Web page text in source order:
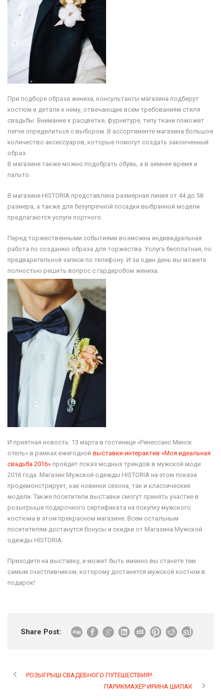
При подборе образа жениха, консультанты магазина подберут
костюм и детали к нему, отвечающие всем требованиям стиля
свадьбы. Внимание к расцветке, фурнитуре, типу ткани поможет
легче определиться с выбором. В ассортименте магазина большое
количество аксессуаров, которые помогут создать законченный
образ.
В магазине также можно подобрать обувь, а в зимнее время и
пальто.
В магазине HISTORIA представлена размерная линия от 44 до 58
размера, а также для безупречной посадки выбранной модели
предлагаются услуги портного.
Перед торжественными событиями возможна индивидуальная
работа по созданию образа для торжества. Услуга бесплатная, по
предварительной записи по телефону. И за один день вы можете
полностью решить вопрос с гардеробом жениха.
И приятная новость: 13 марта в гостинице «Ренессанс Минск
отель» в рамках ежегодной выставки-интерактив «Моя идеальная
свадьба 2016» пройдет показ модных трендов в мужской моде
2016 года. Магазин Мужской одежды HISTORIA на этом показе
продемонстрирует, как новинки сезона, так и классические
модели. Также посетители выставки смогут принять участие в
розыгрыше подарочного сертификата на покупку мужского
костюма в этом прекрасном магазине. Всем остальным
посетителям достанутся бонусы и скидки от Магазина Мужской
одежды HISTORIA.
Приходите на выставку, и может быть именно вы станете тем
самым счастливчиком, которому достанется мужской костюм в
подарок!
Share Post:
РОЗЫГРЫШ СВАДЕБНОГО ПУТЕШЕСТВИЯ!!
ПАРИКМАХЕР ИРИНА ШИЛАК